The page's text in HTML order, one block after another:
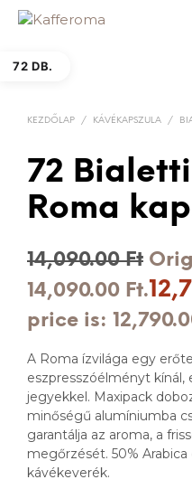
72 DB.
KEZDŐLAP / KÁVÉKAPSZULA /
72 Bialetti
Roma
14,090.00Ft
14,090.00 Ft.
price is:
A Roma ízvilága egy
eszpresszóélményt kínál,
jegyekkel. Maxipack
minőségű alumíniumba
garantálja az aroma, a
megőrzését. 50% Arabica
kávékeverék.